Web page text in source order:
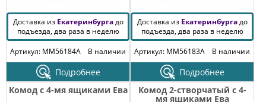
Доставка из Екатеринбургадо
подъезда, два раза в неделю
Артикул: MM56184A
В наличии
Подробнее
Доставка из Екатеринбургадо
подъезда, два раза в неделю
Артикул: MM56183A
В наличии
Подробнее
Комод с 4-мя ящиками Ева
Комод 2-створчатый с 4-
мя ящиками Ева